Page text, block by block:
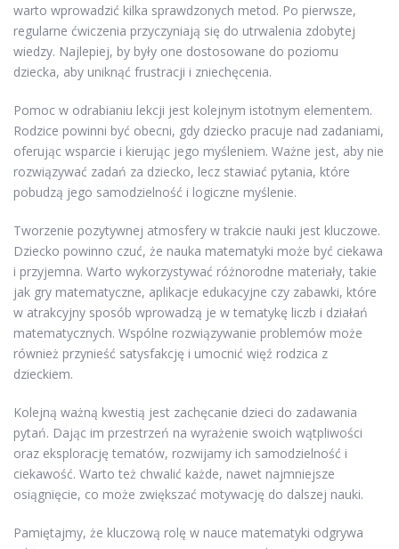
warto wprowadzić kilka sprawdzonych metod. Po pierwsze,
regularne ćwiczenia przyczyniają się do utrwalenia zdobytej
wiedzy. Najlepiej, by były one dostosowane do poziomu
dziecka, aby uniknąć frustracji i zniechęcenia.
Pomoc w odrabianiu lekcji jest kolejnym istotnym elementem.
Rodzice powinni być obecni, gdy dziecko pracuje nad zadaniami,
oferując wsparcie i kierując jego myśleniem. Ważne jest, aby nie
rozwiązywać zadań za dziecko, lecz stawiać pytania, które
pobudzą jego samodzielność i logiczne myślenie.
Tworzenie pozytywnej atmosfery w trakcie nauki jest kluczowe.
Dziecko powinno czuć, że nauka matematyki może być ciekawa
i przyjemna. Warto wykorzystywać różnorodne materiały, takie
jak gry matematyczne, aplikacje edukacyjne czy zabawki, które
w atrakcyjny sposób wprowadzą je w tematykę liczb i działań
matematycznych. Wspólne rozwiązywanie problemów może
również przynieść satysfakcję i umocnić więź rodzica z
dzieckiem.
Kolejną ważną kwestią jest zachęcanie dzieci do zadawania
pytań. Dając im przestrzeń na wyrażenie swoich wątpliwości
oraz eksplorację tematów, rozwijamy ich samodzielność i
ciekawość. Warto też chwalić każde, nawet najmniejsze
osiągnięcie, co może zwiększać motywację do dalszej nauki.
Pamiętajmy, że kluczową rolę w nauce matematyki odgrywa